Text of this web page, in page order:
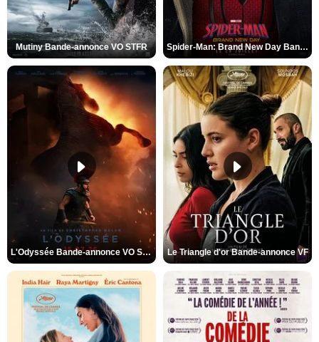
Mutiny Bande-annonce VO STFR Spider-Man: Brand New Day Bande-annonce VO STFR
L'Odyssée Bande-annonce VO STFR Le Triangle d'or Bande-annonce VF